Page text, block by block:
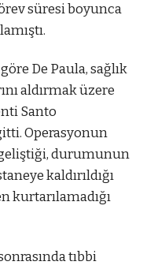
süresi boyunca
De Paula, sağlık
aldırmak üzere
Santo
Operasyonun
durumunun
kaldırıldığı
kurtarılamadığı
tıbbi